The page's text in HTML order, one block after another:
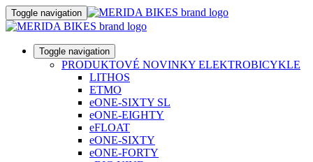
Toggle navigation
Toggle navigation
PRODUKTOVÉ NOVINKY ELEKTROBICYKLE
LITHOS
ETMO
eONE-SIXTY SL
eONE-EIGHTY
eFLOAT
eONE-SIXTY
eONE-FORTY